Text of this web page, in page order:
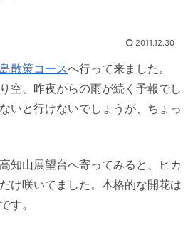
2011.12.30
散策コースへ行って来ました。
空、昨夜からの雨が続く予報でし
いと行けないでしょうが、ちょっ
知山展望台へ寄ってみると、ヒカ
け咲いてました。本格的な開花は
す。